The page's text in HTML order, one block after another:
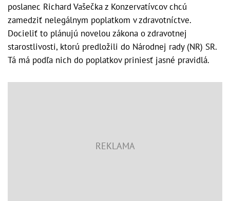
poslanec Richard Vašečka z Konzervatívcov chcú
zamedziť nelegálnym poplatkom v zdravotníctve.
Docieliť to plánujú novelou zákona o zdravotnej
starostlivosti, ktorú predložili do Národnej rady (NR) SR.
Tá má podľa nich do poplatkov priniesť jasné pravidlá.